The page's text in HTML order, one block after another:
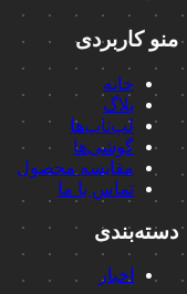
منو کاربردی
خانه
بلاگ
لپ‌تاپ‌ها
گوشی‌ها
مقایسه محصول
تماس با ما
دسته‌بندی
اخبار